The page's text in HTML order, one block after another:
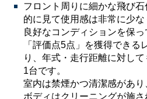
フロント周りに細かな飛び
的に見て使用感は非常に少
良好なコンディションを保っ
「評価点5点」を獲得できる
り、年式・走行距離に対し
1台です。
室内は禁煙かつ清潔感があり
ボディはクリーニングが施